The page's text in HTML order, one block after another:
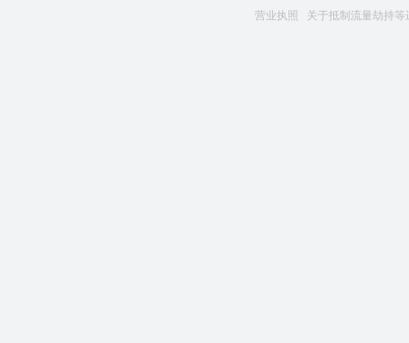
营业执照
关于抵制流量劫持